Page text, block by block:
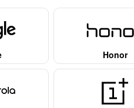
Honor